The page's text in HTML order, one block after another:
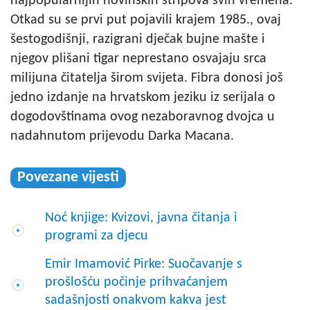
Otkad su se prvi put pojavili krajem 1985., ovaj
šestogodišnji, razigrani dječak bujne mašte i
njegov plišani tigar neprestano osvajaju srca
milijuna čitatelja širom svijeta. Fibra donosi još
jedno izdanje na hrvatskom jeziku iz serijala o
dogodovštinama ovog nezaboravnog dvojca u
nadahnutom prijevodu Darka Macana.
Povezane vijesti
Noć knjige: Kvizovi, javna čitanja i
programi za djecu
Emir Imamović Pirke: Suočavanje s
prošlošću počinje prihvaćanjem
sadašnjosti onakvom kakva jest